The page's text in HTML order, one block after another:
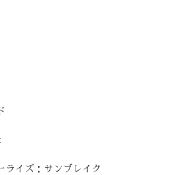
ライズ：サンブレイク